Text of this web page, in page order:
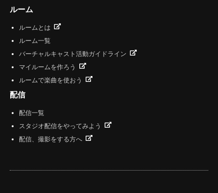
ルーム
ルームとは
ルーム一覧
バーチャルキャスト活動ガイドライン
マイルームを作ろう
ルームで楽曲を使おう
配信
配信一覧
スタジオ配信をやってみよう
配信、撮影をする方へ